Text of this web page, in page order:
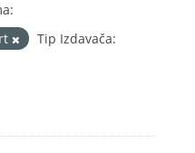
Tip Izdavača: